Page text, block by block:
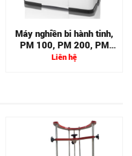
Máy nghiền bi hành tinh,
PM 100, PM 200, PM
400
Liên hệ